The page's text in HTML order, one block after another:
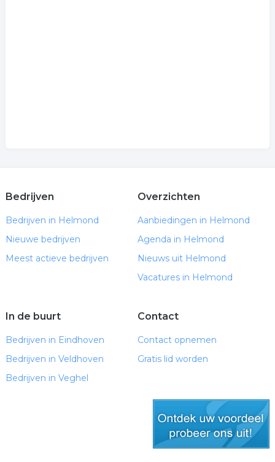
Bedrijven
Bedrijven in Helmond
Nieuwe bedrijven
Meest actieve bedrijven
Overzichten
Aanbiedingen in Helmond
Agenda in Helmond
Nieuws uit Helmond
Vacatures in Helmond
In de buurt
Bedrijven in Eindhoven
Bedrijven in Veldhoven
Bedrijven in Veghel
Contact
Contact opnemen
Gratis lid worden